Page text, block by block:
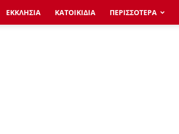
ΕΚΚΛΗΣΙΑ ΚΑΤΟΙΚΙΔΙΑ ΠΕΡΙΣΣΟΤΕΡΑ